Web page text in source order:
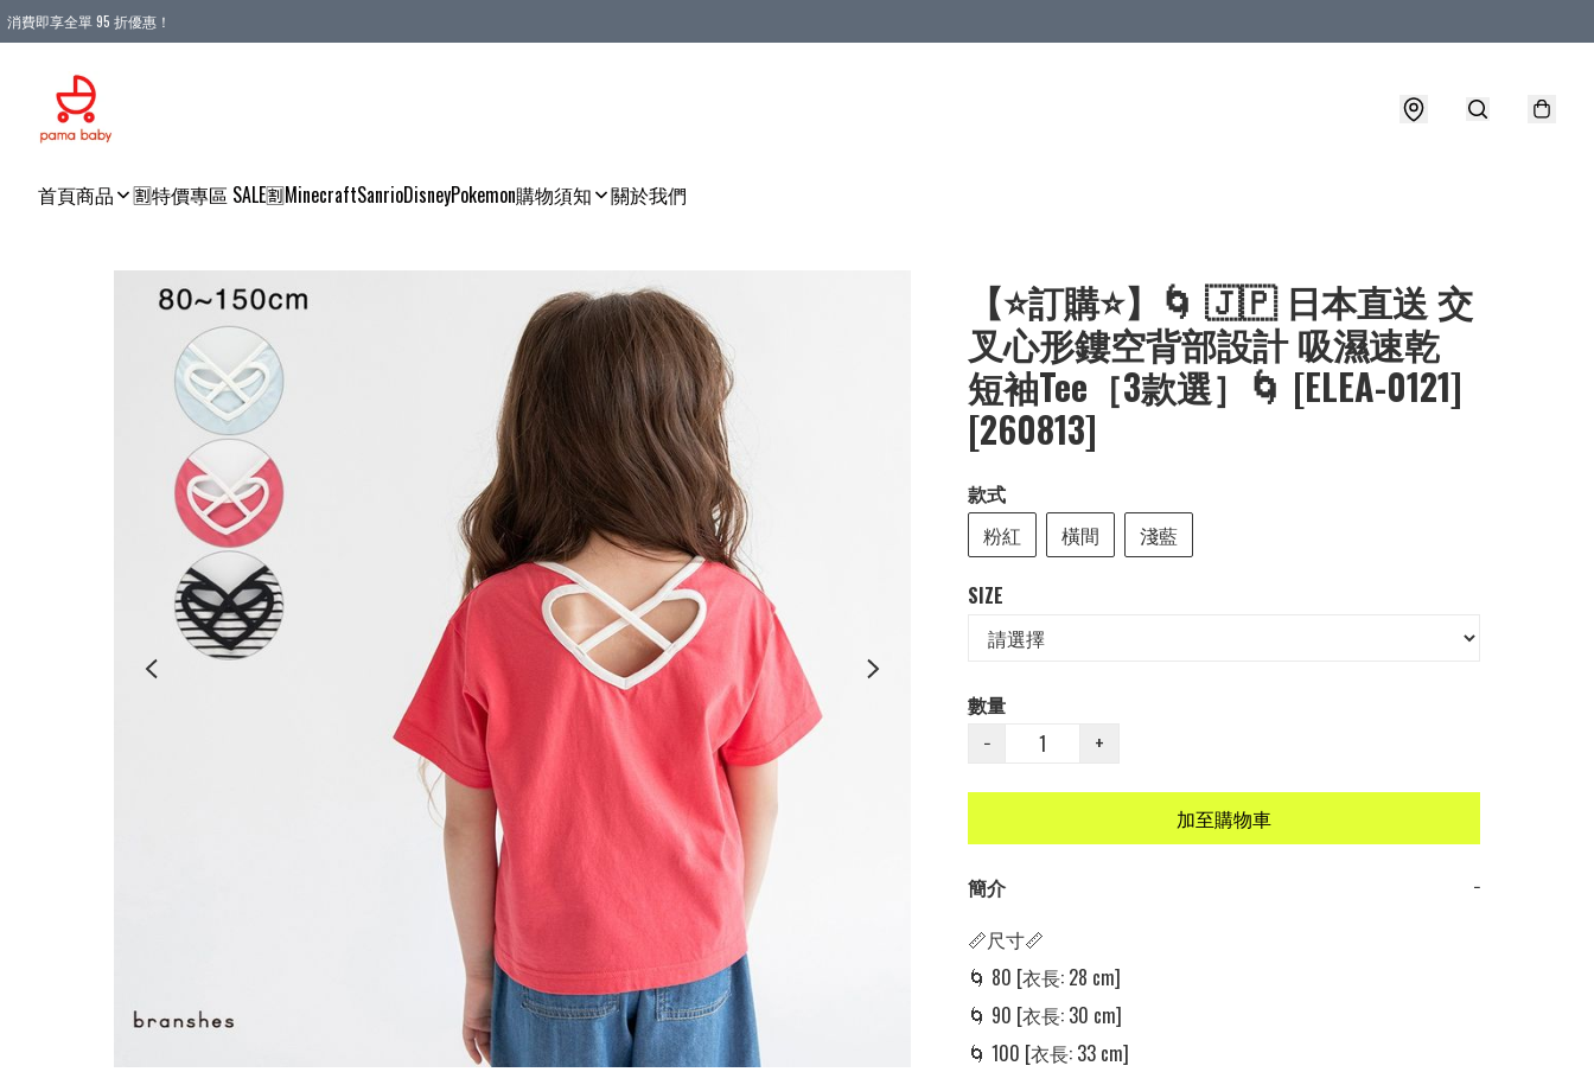
消費即享全單 95 折優惠！
首頁商品 🈹特價專區 SALE🈹MinecraftSanrioDisneyPokemon購物須知 關於我們
【⭐訂購⭐】🌀 🇯🇵 日本直送 交
叉心形鏤空背部設計 吸濕速乾
短袖Tee［3款選］🌀 [ELEA-0121]
[260813]
款式
粉紅
橫間 淺藍
SIZE
數量
−
+
加至購物車
簡介
−
📏尺寸📏
🌀 80 [衣長: 28 cm]
🌀 90 [衣長: 30 cm]
🌀 100 [衣長: 33 cm]